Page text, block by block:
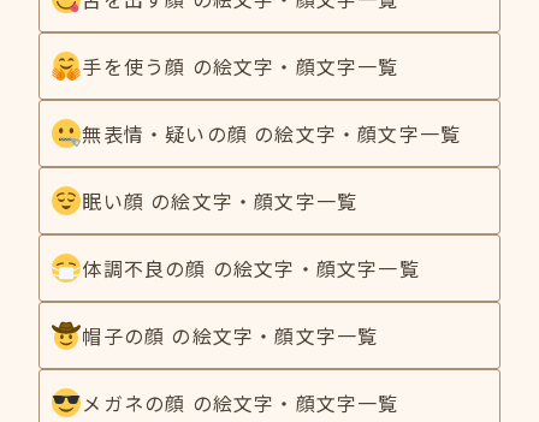
手を使う顔 の絵文字・顔文字一覧
無表情・疑いの顔 の絵文字・顔文字一覧
眠い顔 の絵文字・顔文字一覧
体調不良の顔 の絵文字・顔文字一覧
帽子の顔 の絵文字・顔文字一覧
メガネの顔 の絵文字・顔文字一覧